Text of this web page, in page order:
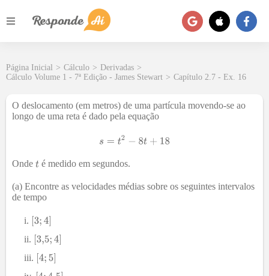
Página Inicial > Cálculo > Derivadas >
Cálculo Volume 1 - 7ª Edição - James Stewart > Capítulo 2.7 - Ex. 16
O deslocamento (em metros) de uma partícula movendo-se ao
longo de uma reta é dado pela equação
Onde é medido em segundos.
(a) Encontre as velocidades médias sobre os seguintes intervalos
de tempo